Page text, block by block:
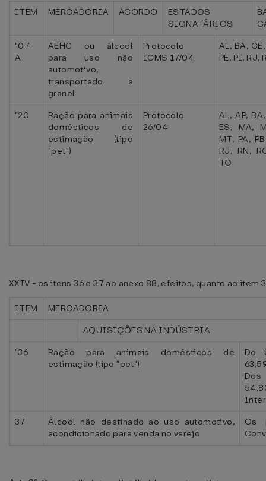
ITEM MERCADORIA ACORDO
ESTADOS
SIGNATÁRIOS
"07-
A
AEHC ou álcool
para uso não
automotivo,
transportado a
granel
Protocolo
ICMS 17/04
AL, BA,
PE, PI, RJ,
"20
Ração para animais
domésticos de
estimação (tipo
"pet")
Protocolo
26/04
AL, AP,
ES, MA,
MT, PA,
RJ, RN,
TO
XXIV - os itens 36 e 37 ao anexo 88, efeitos, quanto ao item
ITEM
MERCADORIA
AQUISIÇÕES NA INDÚSTRIA
"36
Ração para animais domésticos de
estimação (tipo "pet")
Do
37
Álcool não destinado ao uso automotivo,
acondicionado para venda no varejo
Os